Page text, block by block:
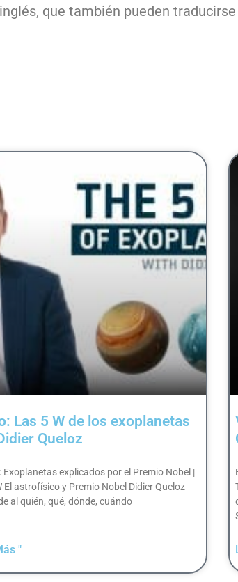
que también pueden
Las 5 W de los exoplanetas
Queloz
Exoplanetas explicados por el Premio Nobel |
El astrofísico y Premio Nobel Didier Queloz
al quién, qué, dónde, cuándo
"